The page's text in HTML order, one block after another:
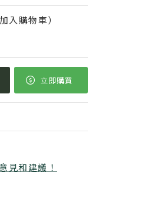
見和建議！
入購物車）
立即購買